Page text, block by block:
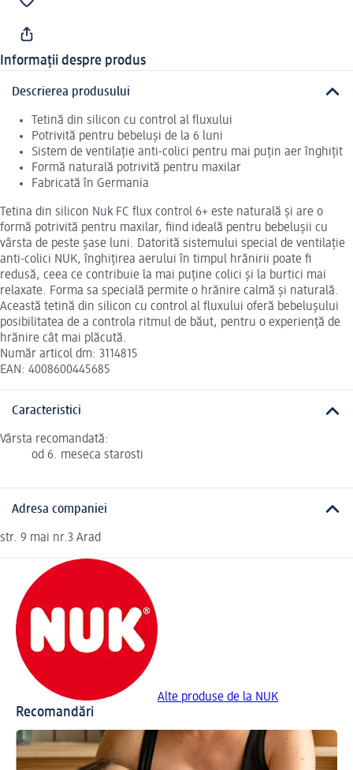
Informații despre produs
Descrierea produsului
Tetină din silicon cu control al fluxului
Potrivită pentru bebeluși de la 6 luni
Sistem de ventilație anti-colici pentru mai puțin aer înghițit
Formă naturală potrivită pentru maxilar
Fabricată în Germania
Tetina din silicon Nuk FC flux control 6+ este naturală și are o
formă potrivită pentru maxilar, fiind ideală pentru bebelușii cu
vârsta de peste șase luni. Datorită sistemului special de ventilație
anti-colici NUK, înghițirea aerului în timpul hrănirii poate fi
redusă, ceea ce contribuie la mai puține colici și la burtici mai
relaxate. Forma sa specială permite o hrănire calmă și naturală.
Această tetină din silicon cu control al fluxului oferă bebelușului
posibilitatea de a controla ritmul de băut, pentru o experiență de
hrănire cât mai plăcută.
Număr articol dm: 3114815
EAN: 4008600445685
Caracteristici
Vârsta recomandată:
od 6. meseca starosti
Adresa companiei
str. 9 mai nr.3 Arad
Alte produse de la NUK
Recomandări